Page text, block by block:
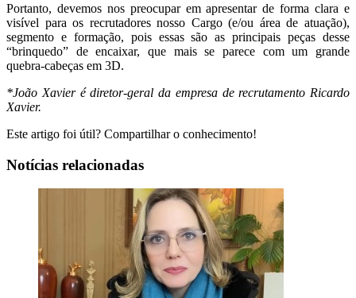
Portanto, devemos nos preocupar em apresentar de forma clara e
visível para os recrutadores nosso Cargo (e/ou área de atuação),
segmento e formação, pois essas são as principais peças desse
“brinquedo” de encaixar, que mais se parece com um grande
quebra-cabeças em 3D.
*João Xavier é diretor-geral da empresa de recrutamento Ricardo
Xavier.
Este artigo foi útil? Compartilhar o conhecimento!
Notícias relacionadas